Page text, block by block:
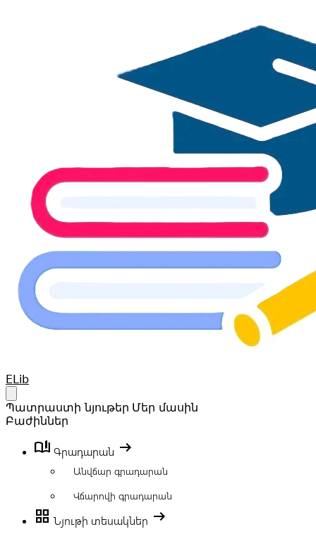
Your Company
ELib
Պատրաստի նյութեր Մեր մասին
Բաժիններ
book_ribbon Գրադարան arrow_right_alt
Անվճար գրադարան
Վճարովի գրադարան
grid_view Նյութի տեսակներ arrow_right_alt